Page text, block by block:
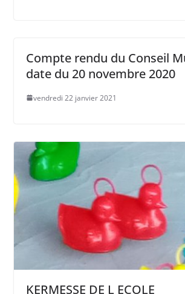
Compte rendu du Conseil
date du 20 novembre 2020
vendredi 22 janvier 2021
KERMESSE DE L ECOLE